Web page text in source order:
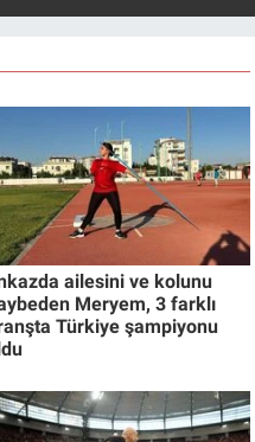
ailesini ve kolunu
Meryem, 3 farklı
Türkiye şampiyonu